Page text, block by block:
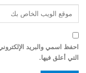
احفظ اسمي والبريد
التي أعلق فيها.